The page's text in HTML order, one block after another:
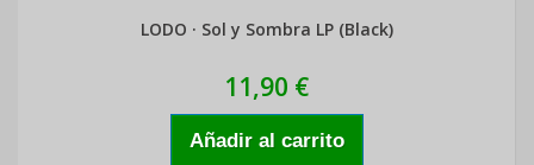
LODO · Sol y Sombra LP (Black)
11,90 €
Añadir al carrito